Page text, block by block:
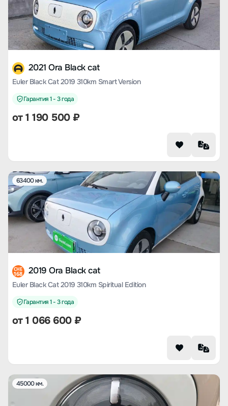
2021 Ora Black cat
Euler Black Cat 2019 310km Smart Version
Гарантия 1 - 3 года
от1 190 500₽
63400 км.
CHE
168 2019 Ora Black cat
Euler Black Cat 2019 310km Spiritual Edition
Гарантия 1 - 3 года
от1 066 600₽
45000 км.